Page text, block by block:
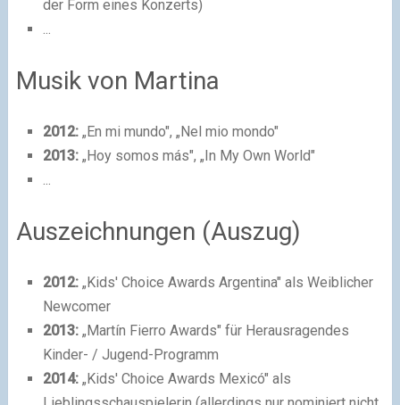
der Form eines Konzerts)
...
Musik von Martina
2012:„En mi mundo", „Nel mio mondo"
2013:„Hoy somos más", „In My Own World"
...
Auszeichnungen (Auszug)
2012:„Kids' Choice Awards Argentina" als Weiblicher
Newcomer
2013: „Martín Fierro Awards" für Herausragendes
Kinder- / Jugend-Programm
2014:„Kids' Choice Awards Mexicó" als